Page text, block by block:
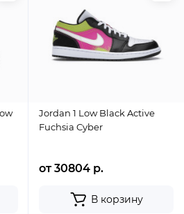
Jordan 1 Low Black Active
Fuchsia Cyber
от 30804 р.
В корзину